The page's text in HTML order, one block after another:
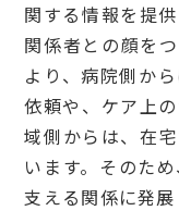
関する情報を提
関係者との顔を
より、病院側か
依頼や、ケア上
域側からは、在
います。そのた
支える関係に発展